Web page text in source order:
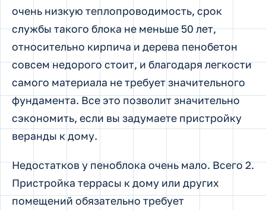
очень низкую теплопроводимость, срок
службы такого блока не меньше 50 лет,
относительно кирпича и дерева пенобетон
совсем недорого стоит, и благодаря легкости
самого материала не требует значительного
фундамента. Все это позволит значительно
сэкономить, если вы задумаете пристройку
веранды к дому.
Недостатков у пеноблока очень мало. Всего 2.
Пристройка террасы к дому или других
помещений обязательно требует